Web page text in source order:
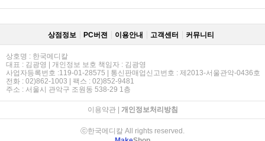
상점정보 PC버젼 이용안내 고객센터 커뮤니티
상호명 : 한국메디칼
대표 : 김광영 | 개인정보 보호 책임자 : 김광영
사업자등록번호 :119-01-28575 | 통신판매업신고번호 : 제2013-서울관악-0436호
전화 : 02)862-1003 | 팩스 : 02)852-9481
주소 : 서울시 관악구 조원동 538-29 1층
이용약관| 개인정보처리방침
ⓒ한국메디칼 All rights reserved.